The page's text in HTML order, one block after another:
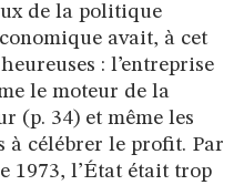
de la politique
avait, à cet
: l’entreprise
le moteur de la
(p. 34) et même les
à célébrer le profit. Par
1973, l’État était trop